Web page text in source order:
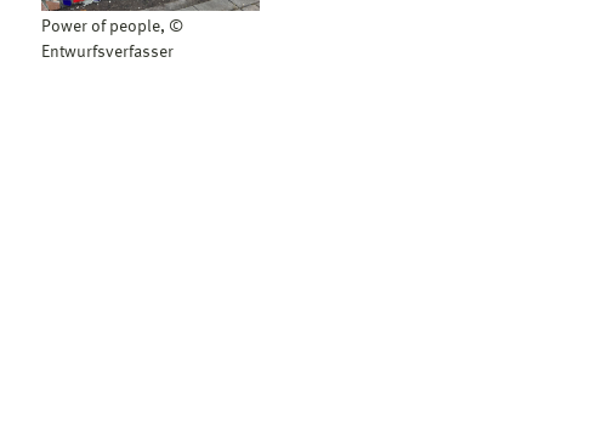
Power of people, ©
Entwurfsverfasser